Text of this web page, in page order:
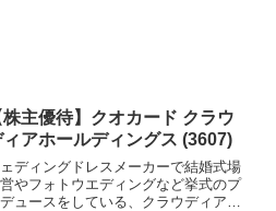
株主優待】クオカード クラウ
ィアホールディングス (3607)
ディングドレスメーカーで結婚式場
やフォトウエディングなど挙式のプ
ュースをしている、クラウディアホ